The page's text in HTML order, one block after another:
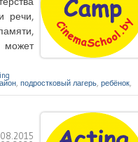
речи,
может
, подростковый лагерь, ребёнок,